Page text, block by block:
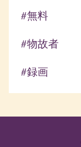
#無料
#物故者
#録画